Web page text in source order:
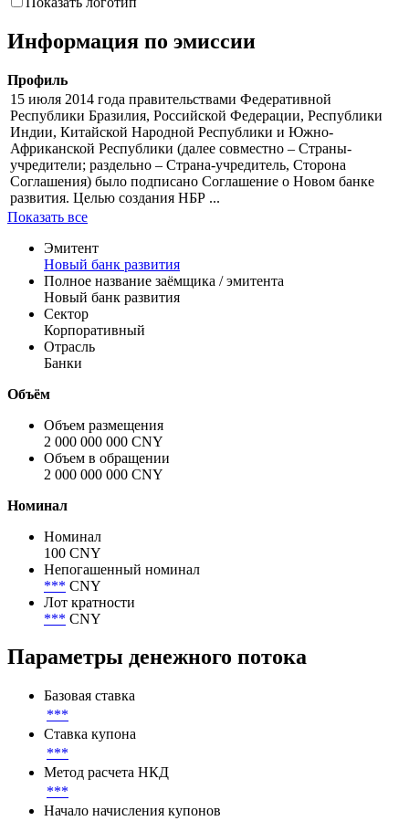
Информация по эмиссии
Профиль
15 июля 2014 года правительствами Федеративной
Республики Бразилия, Российской Федерации, Республики
Индии, Китайской Народной Республики и Южно-
Африканской Республики (далее совместно – Страны-
учредители; раздельно – Страна-учредитель, Сторона
Соглашения) было подписано Соглашение о Новом банке
развития. Целью создания НБР ...
Показать все
Эмитент
Новый банк развития
Полное название заёмщика / эмитента
Новый банк развития
Сектор
Корпоративный
Отрасль
Банки
Объём
Объем размещения
2 000 000 000 CNY
Объем в обращении
2 000 000 000 CNY
Номинал
Номинал
100 CNY
Непогашенный номинал
*** CNY
Лот кратности
*** CNY
Параметры денежного потока
Базовая ставка
***
Ставка купона
***
Метод расчета НКД
***
Начало начисления купонов